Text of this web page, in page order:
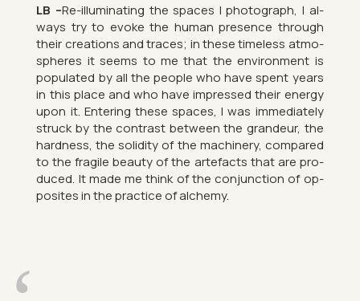
LB –Re-il­lu­min­at­ing the spaces I pho­to­graph, I al­
ways try to evoke the human pres­ence through
their cre­ations and traces; in these time­less at­mo­
spheres it seems to me that the en­vir­on­ment is
pop­u­lated by all the people who have spent years
in this place and who have im­pressed their en­ergy
upon it. En­ter­ing these spaces, I was im­me­di­ately
struck by the con­trast between the grandeur, the
hard­ness, the solid­ity of the ma­chinery, com­pared
to the fra­gile beauty of the arte­facts that are pro­
duced. It made me think of the con­junc­tion of op­
pos­ites in the prac­tice of al­chemy.